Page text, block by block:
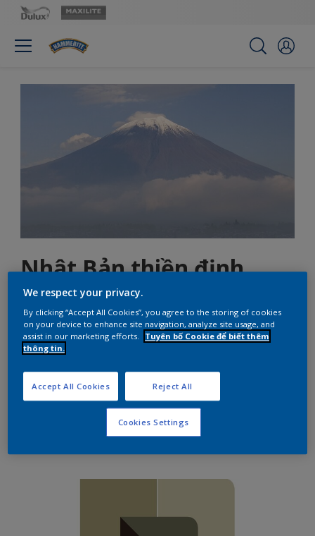
Nhật Bản thiền định
Trốn khỏi những căng thẳng thường ngày của cuộc
sống để đến với sự thanh bình tĩnh lặng của đất
nước Nhật Bản. Những màu sắc này sẽ làm dịu và
biến đổi căn phòng của bạn thành 1 ốc đâỏ bình
yên
We respect your privacy.
By clicking “Accept All Cookies”, you agree to the storing of cookies
on your device to enhance site navigation, analyze site usage, and
assist in our marketing efforts.
Tuyên bố Cookie để biết thêm
thông tin.
Reject All
Accept All Cookies
Cookies Settings